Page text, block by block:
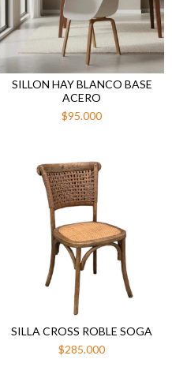
SILLON HAY BLANCO BASE
ACERO
$95.000
SILLA CROSS ROBLE SOGA
$285.000